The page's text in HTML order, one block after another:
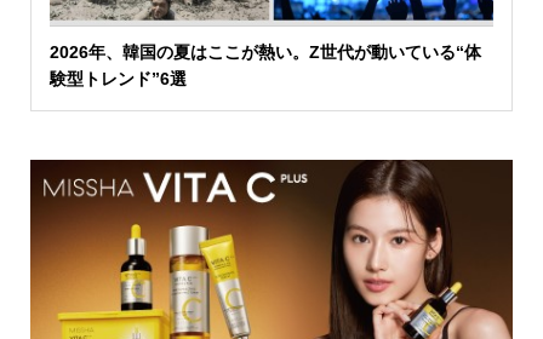
2026年、韓国の夏はここが熱い。Z世代が動いている“体
験型トレンド”6選